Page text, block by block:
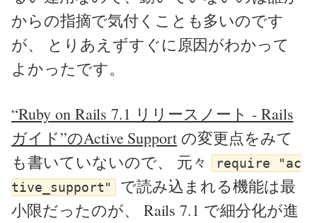
からの指摘で気付くことも多いのです
が、 とりあえずすぐに原因がわかって
よかったです。
“Ruby on Rails 7.1 リリースノート - Rails
ガイド”のActive Support の変更点をみて
も書いていないので、 元々 require "ac
tive_support"
で読み込まれる機能は最
小限だったのが、 Rails 7.1 で細分化が進